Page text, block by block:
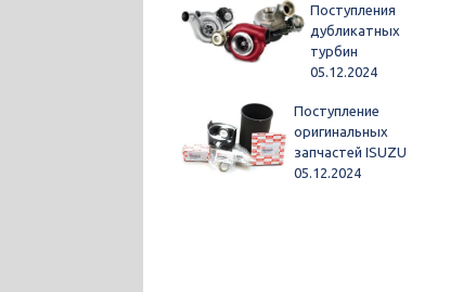
Поступления
дубликатных
турбин
05.12.2024
Поступление
оригинальных
запчастей ISUZU
05.12.2024